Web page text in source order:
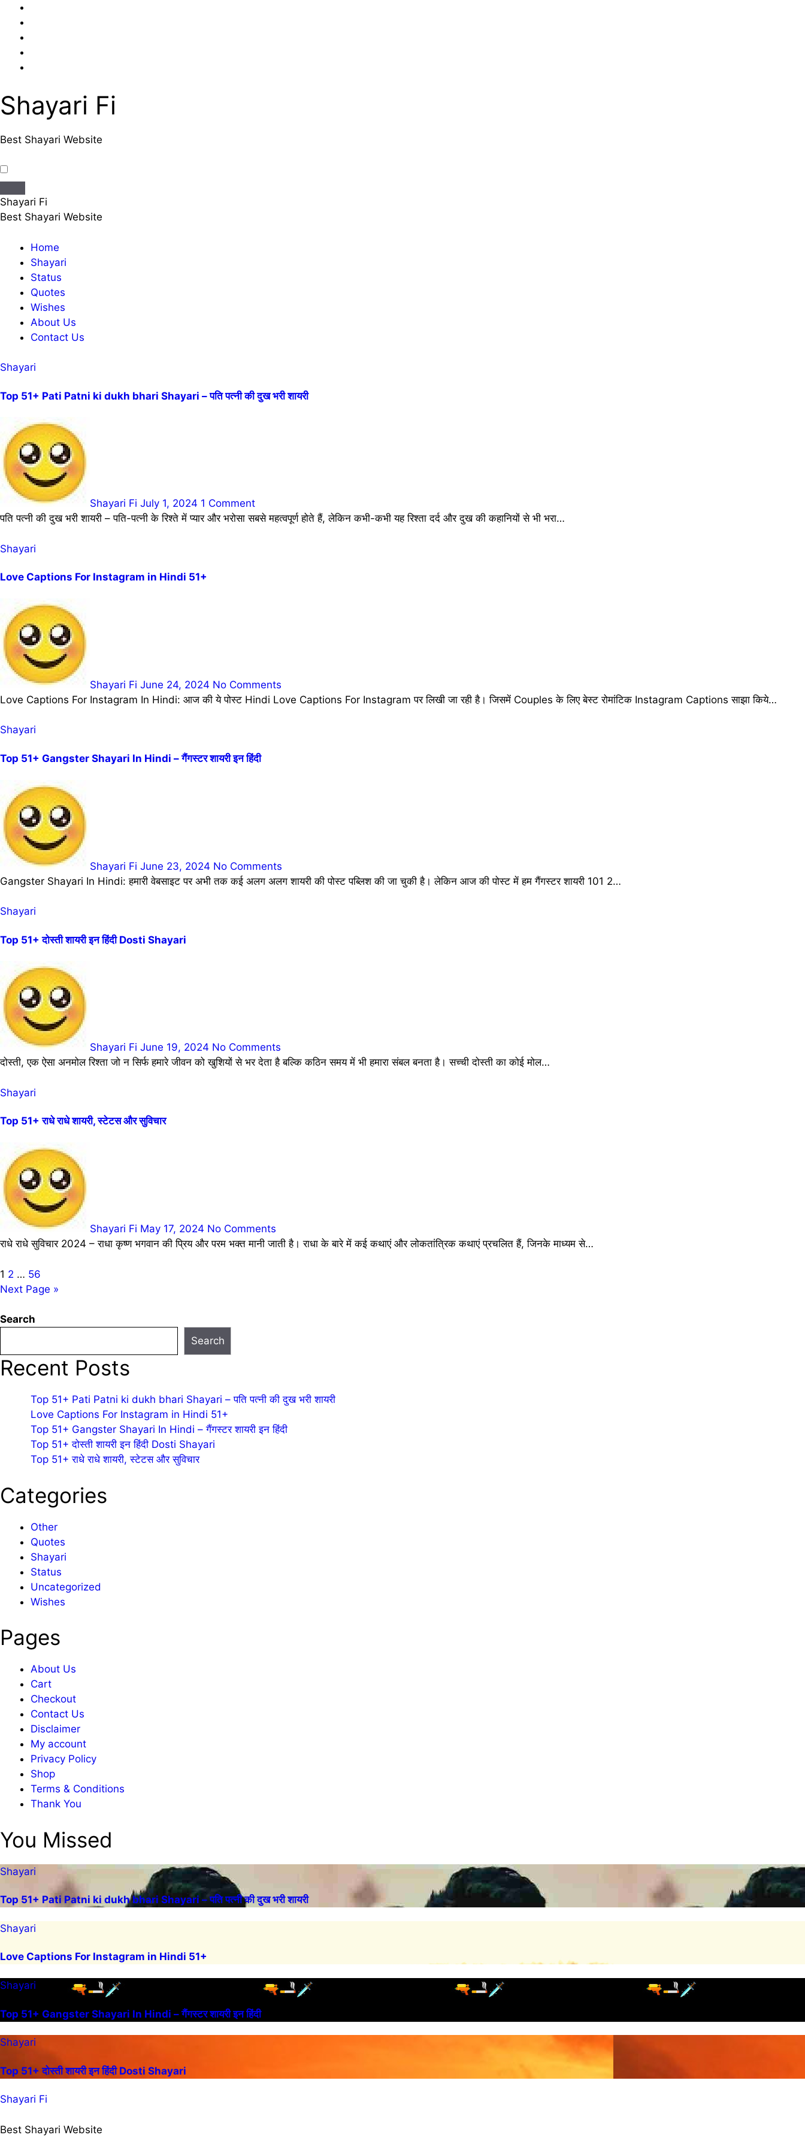
content
Shayari Fi
Best Shayari Website
Shayari Fi
Best Shayari Website
Home
Shayari
Status
Quotes
Wishes
About Us
Contact Us
Shayari
Top 51+ Pati Patni ki dukh bhari Shayari – पति पत्नी की दुख भरी शायरी
Shayari Fi July 1, 2024 1 Comment
पति पत्नी की दुख भरी शायरी – पति-पत्नी के रिश्ते में प्यार और भरोसा सबसे महत्वपूर्ण होते हैं, लेकिन कभी-कभी यह रिश्ता दर्द और दुख की कहानियों से भी भरा…
Shayari
Love Captions For Instagram in Hindi 51+
Shayari Fi June 24, 2024 No Comments
Love Captions For Instagram In Hindi: आज की ये पोस्ट Hindi Love Captions For Instagram पर लिखी जा रही है। जिसमें Couples के लिए बेस्ट रोमांटिक Instagram Captions साझा किये…
Shayari
Top 51+ Gangster Shayari In Hindi – गैंगस्टर शायरी इन हिंदी
Shayari Fi June 23, 2024 No Comments
Gangster Shayari In Hindi: हमारी वेबसाइट पर अभी तक कई अलग अलग शायरी की पोस्ट पब्लिश की जा चुकी है। लेकिन आज की पोस्ट में हम गैंगस्टर शायरी 101 2…
Shayari
Top 51+ दोस्ती शायरी इन हिंदी Dosti Shayari
Shayari Fi June 19, 2024 No Comments
दोस्ती, एक ऐसा अनमोल रिश्ता जो न सिर्फ हमारे जीवन को खुशियों से भर देता है बल्कि कठिन समय में भी हमारा संबल बनता है। सच्ची दोस्ती का कोई मोल…
Shayari
Top 51+ राधे राधे शायरी, स्टेटस और सुविचार
Shayari Fi May 17, 2024 No Comments
राधे राधे सुविचार 2024 – राधा कृष्ण भगवान की प्रिय और परम भक्त मानी जाती है। राधा के बारे में कई कथाएं और लोकतांत्रिक कथाएं प्रचलित हैं, जिनके माध्यम से…
Posts
pagination
1 2 … 56
Next Page »
Search
Search
Recent Posts
Top 51+ Pati Patni ki dukh bhari Shayari – पति पत्नी की दुख भरी शायरी
Love Captions For Instagram in Hindi 51+
Top 51+ Gangster Shayari In Hindi – गैंगस्टर शायरी इन हिंदी
Top 51+ दोस्ती शायरी इन हिंदी Dosti Shayari
Top 51+ राधे राधे शायरी, स्टेटस और सुविचार
Categories
Other
Quotes
Shayari
Status
Uncategorized
Wishes
Pages
About Us
Cart
Checkout
Contact Us
Disclaimer
My account
Privacy Policy
Shop
Terms & Conditions
Thank You
You Missed
Shayari
Top 51+ Pati Patni ki dukh bhari Shayari – पति पत्नी की दुख भरी शायरी
Shayari
Love Captions For Instagram in Hindi 51+
Shayari
Top 51+ Gangster Shayari In Hindi – गैंगस्टर शायरी इन हिंदी
Shayari
Top 51+ दोस्ती शायरी इन हिंदी Dosti Shayari
Shayari Fi
Best Shayari Website